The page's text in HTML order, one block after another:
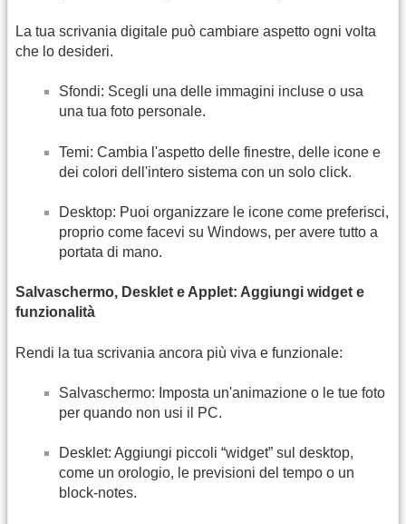
La tua scrivania digitale può cambiare aspetto ogni volta
che lo desideri.
Sfondi: Scegli una delle immagini incluse o usa
una tua foto personale.
Temi: Cambia l'aspetto delle finestre, delle icone e
dei colori dell'intero sistema con un solo click.
Desktop: Puoi organizzare le icone come preferisci,
proprio come facevi su Windows, per avere tutto a
portata di mano.
Salvaschermo, Desklet e Applet: Aggiungi widget e
funzionalità
Rendi la tua scrivania ancora più viva e funzionale:
Salvaschermo: Imposta un'animazione o le tue foto
per quando non usi il PC.
Desklet: Aggiungi piccoli “widget” sul desktop,
come un orologio, le previsioni del tempo o un
block-notes.